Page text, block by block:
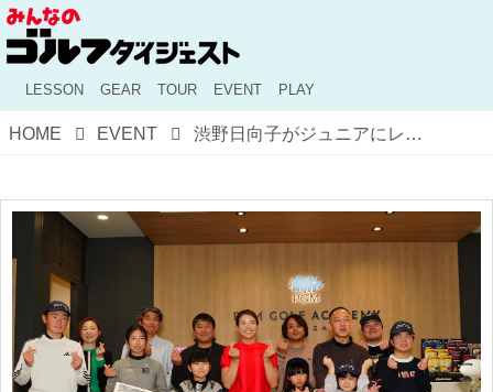
LESSON GEAR TOUR EVENT PLAY
HOME EVENT 渋野日向子がジュニアにレッスン！ 金言ともいえる“シブコからの助言”とは？